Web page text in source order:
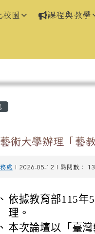
校園 課程與教學
域
術大學辦理「藝
處 | 2026-05-12 | 點閱數：
依據教育部115年
理。
本次論壇以「臺